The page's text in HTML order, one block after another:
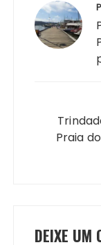
Post
Praia
DEIXE UM